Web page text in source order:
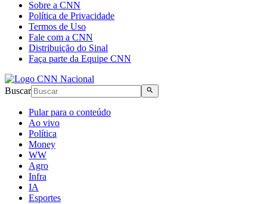
Sobre a CNN
Política de Privacidade
Termos de Uso
Fale com a CNN
Distribuição do Sinal
Faça parte da Equipe CNN
Buscar
Pular para o conteúdo
Ao vivo
Política
Money
WW
Agro
Infra
IA
Esportes